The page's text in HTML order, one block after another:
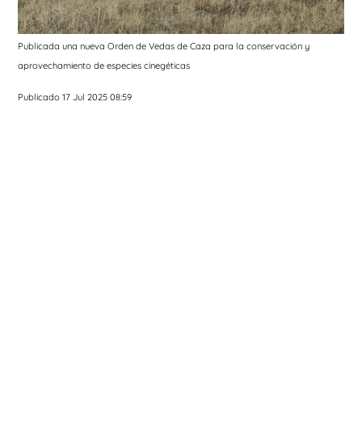
Publicada una nueva Orden de Vedas de Caza para la conservación y
aprovechamiento de especies cinegéticas
Publicado 17 Jul 2025 08:59